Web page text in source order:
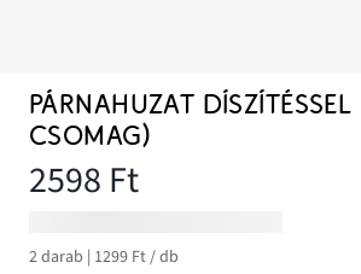
PÁRNAHUZAT
CSOMAG)
2598 Ft
2 darab | 1299 Ft / db